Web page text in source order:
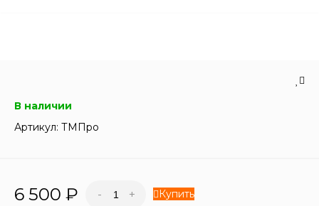
В наличии
Артикул: ТМПро
6 500 ₽ - + Купить